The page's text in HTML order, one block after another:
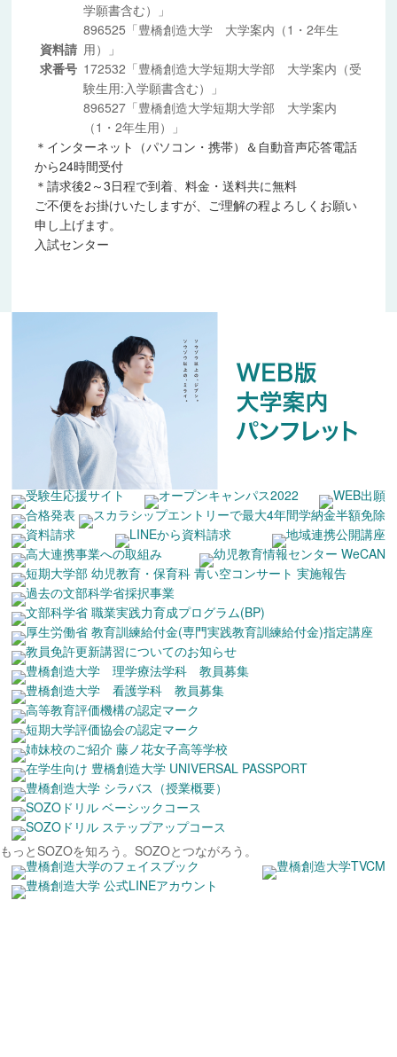
資料請
求番号
学願書含む）」
896525「豊橋創造大学 大学案内（1・2年生
用）」
172532「豊橋創造大学短期大学部 大学案内（受
験生用:入学願書含む）」
896527「豊橋創造大学短期大学部 大学案内
（1・2年生用）」
＊インターネット（パソコン・携帯）＆自動音声応答電話
から24時間受付
＊請求後2～3日程で到着、料金・送料共に無料
ご不便をお掛けいたしますが、ご理解の程よろしくお願い
申し上げます。
入試センター
もっとSOZOを知ろう。 SOZOとつながろう。